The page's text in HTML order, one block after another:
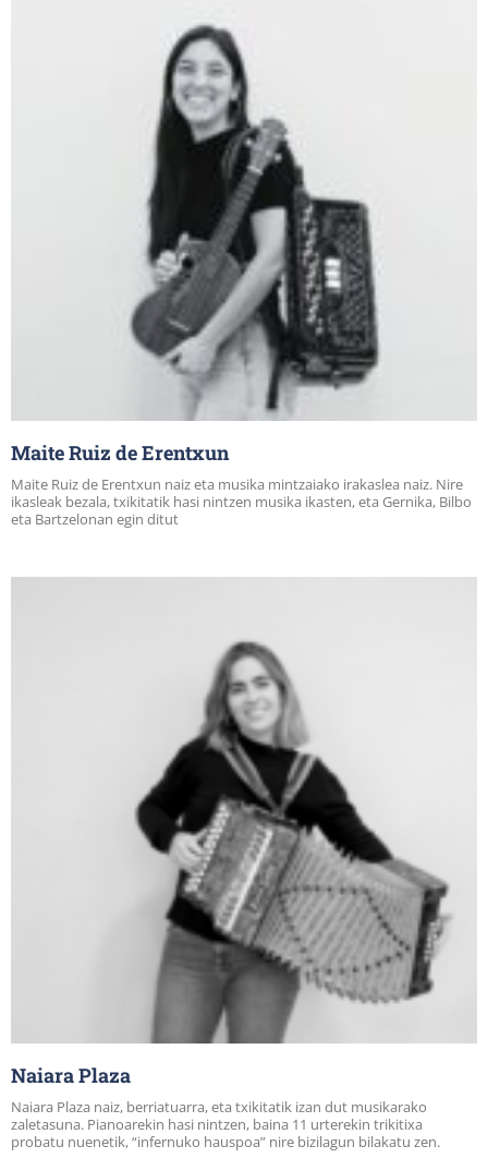
Maite Ruiz de Erentxun
Maite Ruiz de Erentxun naiz eta musika mintzaiako irakaslea naiz. Nire
ikasleak bezala, txikitatik hasi nintzen musika ikasten, eta Gernika, Bilbo
eta Bartzelonan egin ditut
Naiara Plaza
Naiara Plaza naiz, berriatuarra, eta txikitatik izan dut musikarako
zaletasuna. Pianoarekin hasi nintzen, baina 11 urterekin trikitixa
probatu nuenetik, “infernuko hauspoa” nire bizilagun bilakatu zen.